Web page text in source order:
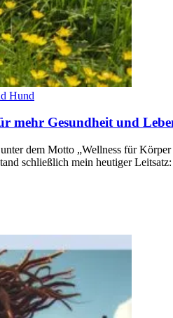
Hund
mehr Gesundheit und
dem Motto „Wellness für
schließlich mein heutiger